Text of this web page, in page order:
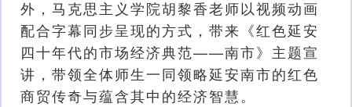
外，马克思主义学院胡黎香老师以视频动画
配合字幕同步呈现的方式，带来《红色延安
四十年代的市场经济典范——南市》主题宣
讲，带领全体师生一同领略延安南市的红色
商贸传奇与蕴含其中的经济智慧。